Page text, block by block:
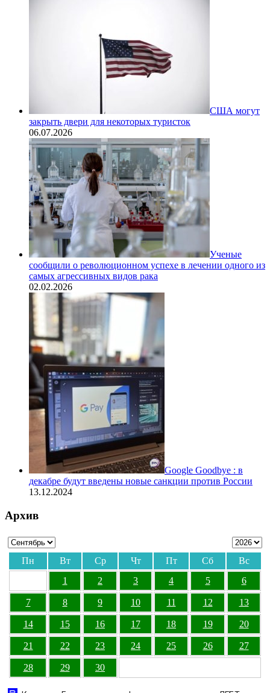
США могут
закрыть двери для некоторых туристок
06.07.2026
Ученые
сообщили о революционном успехе в лечении одного из
самых агрессивных видов рака
02.02.2026
Google Goodbye : в
декабре будут введены новые санкции против России
13.12.2024
Архив
Пн Вт Ср Чт Пт Сб
Вс
1
2 3 4 5 6
7 8 9 10 11 12 13
14 15 16 17 18 19 20
21 22 23 24 25 26 27
28 29 30